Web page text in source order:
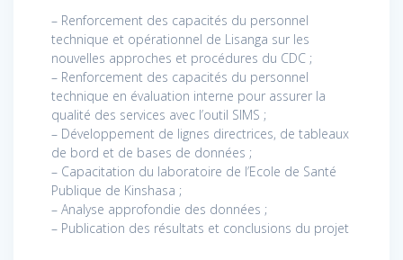
– Renforcement des capacités du personnel
technique et opérationnel de Lisanga sur les
nouvelles approches et procédures du CDC ;
– Renforcement des capacités du personnel
technique en évaluation interne pour assurer la
qualité des services avec l’outil SIMS ;
– Développement de lignes directrices, de tableaux
de bord et de bases de données ;
– Capacitation du laboratoire de l’Ecole de Santé
Publique de Kinshasa ;
– Analyse approfondie des données ;
– Publication des résultats et conclusions du projet